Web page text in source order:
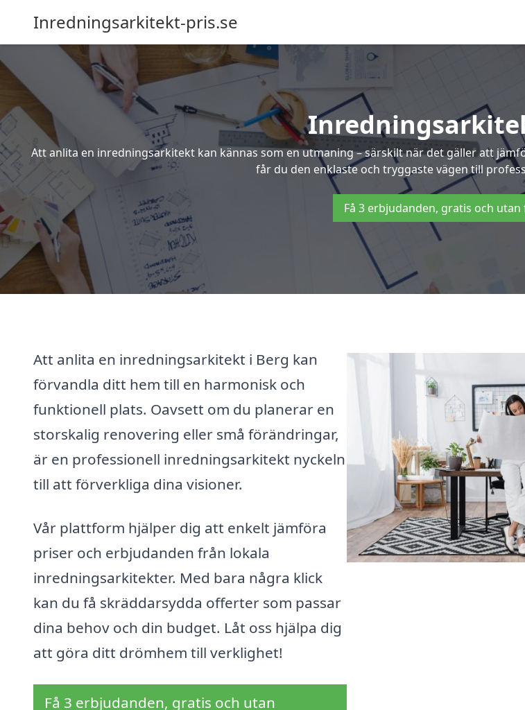
Inredningsarkitekt-pris.se
Att anlita en inredningsarkitekt kan kännas som en utmaning – särskilt när det gäller att
får du den enklaste och tryggaste vägen till
Få 3 erbjudanden, gratis och
Att anlita en inredningsarkitekt i Berg kan
förvandla ditt hem till en harmonisk och
funktionell plats. Oavsett om du planerar en
storskalig renovering eller små förändringar,
är en professionell inredningsarkitekt nyckeln
till att förverkliga dina visioner.
Vår plattform hjälper dig att enkelt jämföra
priser och erbjudanden från lokala
inredningsarkitekter. Med bara några klick
kan du få skräddarsydda offerter som passar
dina behov och din budget. Låt oss hjälpa dig
att göra ditt drömhem till verklighet!
Få 3 erbjudanden, gratis och utan